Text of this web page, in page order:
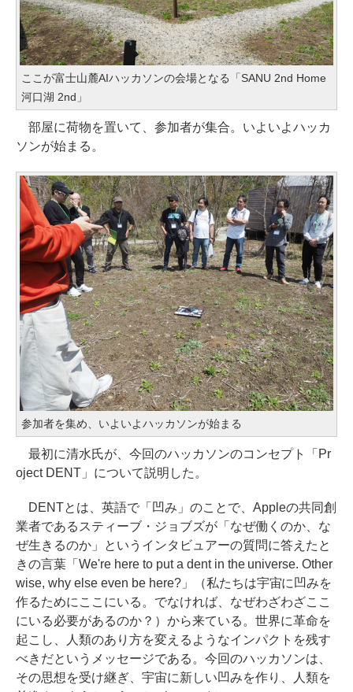
ここが富士山麓AIハッカソンの会場となる「SANU 2nd Home
河口湖 2nd」
部屋に荷物を置いて、参加者が集合。いよいよハッカ
ソンが始まる。
参加者を集め、いよいよハッカソンが始まる
最初に清水氏が、今回のハッカソンのコンセプト「Pr
oject DENT」について説明した。
DENTとは、英語で「凹み」のことで、Appleの共同創
業者であるスティーブ・ジョブズが「なぜ働くのか、な
ぜ生きるのか」というインタビュアーの質問に答えたと
きの言葉「We're here to put a dent in the universe. Other
wise, why else even be here?」（私たちは宇宙に凹みを
作るためにここにいる。でなければ、なぜわざわざここ
にいる必要があるのか？）から来ている。世界に革命を
起こし、人類のあり方を変えるようなインパクトを残す
べきだというメッセージである。今回のハッカソンは、
その思想を受け継ぎ、宇宙に新しい凹みを作り、人類を